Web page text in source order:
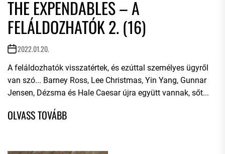
THE EXPENDABLES – A
FELÁLDOZHATÓK 2. (16)
2022.01.20.
A feláldozhatók visszatértek, és ezúttal személyes ügyről
van szó... Barney Ross, Lee Christmas, Yin Yang, Gunnar
Jensen, Dézsma és Hale Caesar újra együtt vannak, sőt...